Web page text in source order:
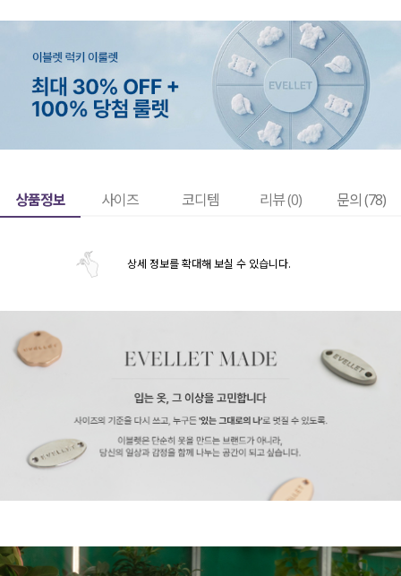
상품정보 사이즈 코디템 리뷰 (0) 문의 (78)
상세 정보를 확대해 보실 수 있습니다.